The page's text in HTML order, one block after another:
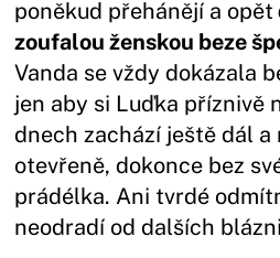
poněkud přehánějí a opět
zoufalou ženskou beze
Vanda se vždy dokázala
jen aby si Luďka příznivě
dnech zachází ještě dál a
otevřeně, dokonce bez
prádélka. Ani tvrdé
neodradí od dalších